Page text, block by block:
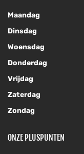
Maandag
Dinsdag
Woensdag
Donderdag
Vrijdag
Zaterdag
Zondag
ONZE PLUSPUNTEN